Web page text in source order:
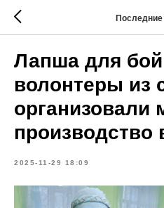
Последние
Лапша для
волонтеры из
организовали
производство
2025-11-29 18:09